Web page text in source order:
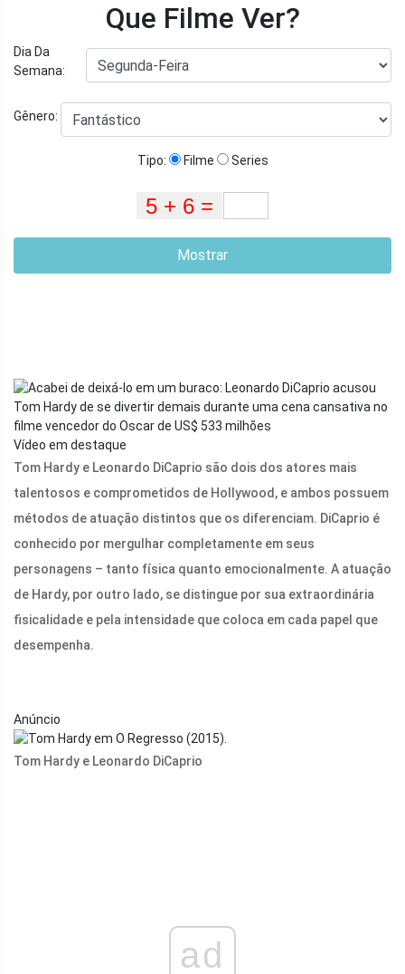
Que Filme Ver?
Dia Da
Semana:
Gênero:
Tipo: Filme Series
Mostrar
Vídeo em destaque
Tom Hardy e Leonardo DiCaprio são dois dos atores mais
talentosos e comprometidos de Hollywood, e ambos possuem
métodos de atuação distintos que os diferenciam. DiCaprio é
conhecido por mergulhar completamente em seus
personagens – tanto física quanto emocionalmente. A atuação
de Hardy, por outro lado, se distingue por sua extraordinária
fisicalidade e pela intensidade que coloca em cada papel que
desempenha.
Anúncio
Tom Hardy e Leonardo DiCaprio
ad